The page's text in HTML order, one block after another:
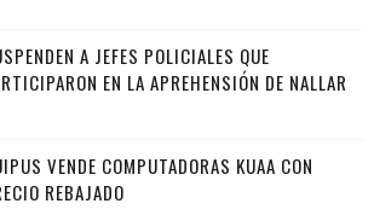
A JEFES POLICIALES QUE
EN LA APREHENSIÓN DE NALLAR
VENDE COMPUTADORAS KUAA CON
REBAJADO